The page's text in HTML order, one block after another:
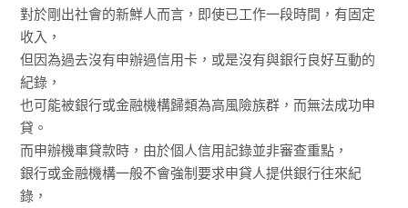
對於剛出社會的新鮮人而言，即使已工作一段時間，有固定
收入，
但因為過去沒有申辦過信用卡，或是沒有與銀行良好互動的
紀錄，
也可能被銀行或金融機構歸類為高風險族群，而無法成功申
貸。
而申辦機車貸款時，由於個人信用記錄並非審查重點，
銀行或金融機構一般不會強制要求申貸人提供銀行往來紀
錄，